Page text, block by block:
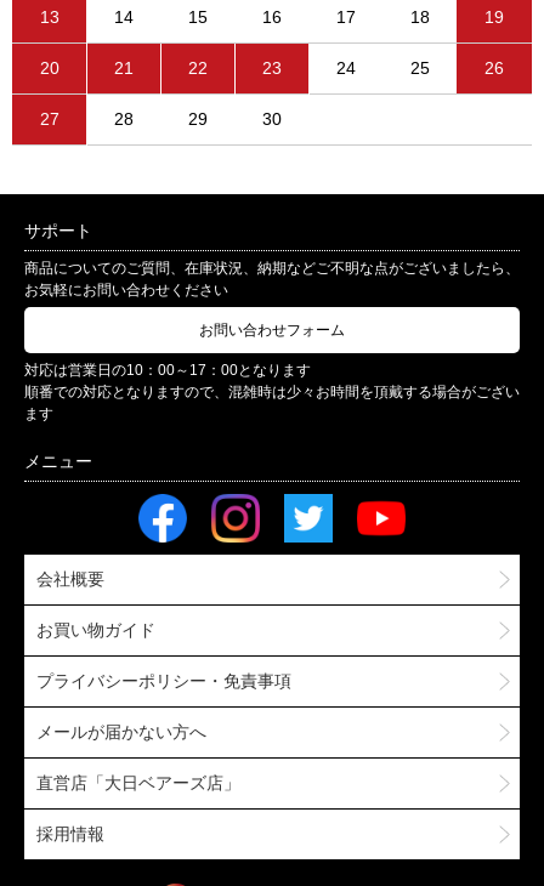
13 14 15 16 17 18 19
20 21 22 23 24 25 26
27 28 29 30
サポート
商品についてのご質問、在庫状況、納期などご不明な点がございましたら、
お気軽にお問い合わせください
お問い合わせフォーム
対応は営業日の10：00～17：00となります
順番での対応となりますので、混雑時は少々お時間を頂戴する場合がござい
ます
会社概要
お買い物ガイド
プライバシーポリシー・免責事項
メールが届かない方へ
直営店「大日ベアーズ店」
採用情報